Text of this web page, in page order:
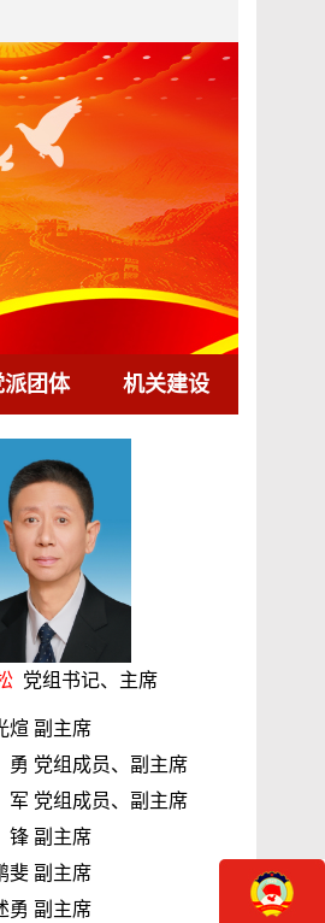
派团体 机关建设
研“统筹推进我省自然保护地保护与利
用”工作
党组书记、主席
煊 副主席
党组成员、副主席
党组成员、副主席
副主席
斐 副主席
勇 副主席